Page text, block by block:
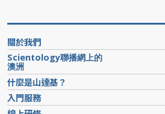
關於我們
Scientology聯播網上的
澳洲
什麼是山達基？
入門服務